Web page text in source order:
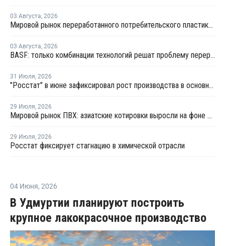
03 Августа, 2026
Мировой рынок переработанного потребительского пластика к 2033 году вырастет в два раза
03 Августа, 2026
BASF: только комбинации технологий решат проблему переработки инженерных пластиков
31 Июля, 2026
"Росстат" в июне зафиксировал рост производства в основных группах пластмасс
29 Июля, 2026
Мировой рынок ПВХ: азиатские котировки выросли на фоне смешанных тенденций в Китае
29 Июля, 2026
Росстат фиксирует стагнацию в химической отрасли
04 Июня, 2026
В Удмуртии планируют построить
крупное лакокрасочное производство